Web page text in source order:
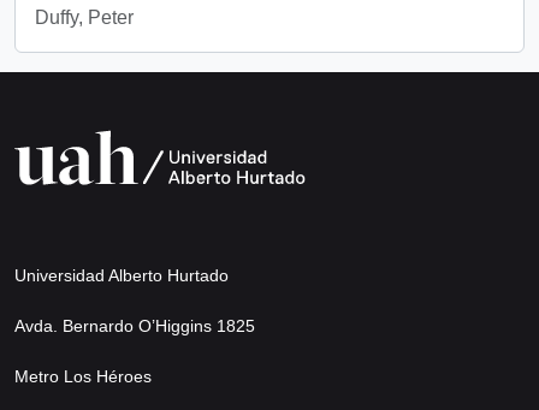
Duffy, Peter
Universidad Alberto Hurtado
Avda. Bernardo O’Higgins 1825
Metro Los Héroes